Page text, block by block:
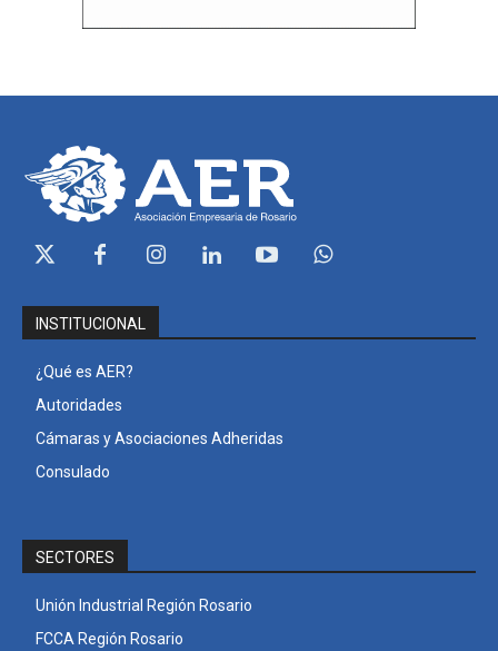
INSTITUCIONAL
¿Qué es AER?
Autoridades
Cámaras y Asociaciones Adheridas
Consulado
SECTORES
Unión Industrial Región Rosario
FCCA Región Rosario